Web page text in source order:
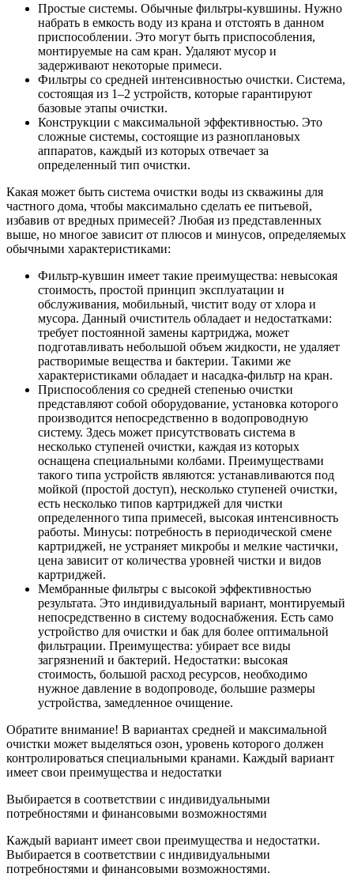
Простые системы. Обычные фильтры-кувшины. Нужно
набрать в емкость воду из крана и отстоять в данном
приспособлении. Это могут быть приспособления,
монтируемые на сам кран. Удаляют мусор и
задерживают некоторые примеси.
Фильтры со средней интенсивностью очистки. Система,
состоящая из 1–2 устройств, которые гарантируют
базовые этапы очистки.
Конструкции с максимальной эффективностью. Это
сложные системы, состоящие из разноплановых
аппаратов, каждый из которых отвечает за
определенный тип очистки.
Какая может быть система очистки воды из скважины для
частного дома, чтобы максимально сделать ее питьевой,
избавив от вредных примесей? Любая из представленных
выше, но многое зависит от плюсов и минусов, определяемых
обычными характеристиками:
Фильтр-кувшин имеет такие преимущества: невысокая
стоимость, простой принцип эксплуатации и
обслуживания, мобильный, чистит воду от хлора и
мусора. Данный очиститель обладает и недостатками:
требует постоянной замены картриджа, может
подготавливать небольшой объем жидкости, не удаляет
растворимые вещества и бактерии. Такими же
характеристиками обладает и насадка-фильтр на кран.
Приспособления со средней степенью очистки
представляют собой оборудование, установка которого
производится непосредственно в водопроводную
систему. Здесь может присутствовать система в
несколько ступеней очистки, каждая из которых
оснащена специальными колбами. Преимуществами
такого типа устройств являются: устанавливаются под
мойкой (простой доступ), несколько ступеней очистки,
есть несколько типов картриджей для чистки
определенного типа примесей, высокая интенсивность
работы. Минусы: потребность в периодической смене
картриджей, не устраняет микробы и мелкие частички,
цена зависит от количества уровней чистки и видов
картриджей.
Мембранные фильтры с высокой эффективностью
результата. Это индивидуальный вариант, монтируемый
непосредственно в систему водоснабжения. Есть само
устройство для очистки и бак для более оптимальной
фильтрации. Преимущества: убирает все виды
загрязнений и бактерий. Недостатки: высокая
стоимость, большой расход ресурсов, необходимо
нужное давление в водопроводе, большие размеры
устройства, замедленное очищение.
Обратите внимание! В вариантах средней и максимальной
очистки может выделяться озон, уровень которого должен
контролироваться специальными кранами. Каждый вариант
имеет свои преимущества и недостатки
Выбирается в соответствии с индивидуальными
потребностями и финансовыми возможностями
Каждый вариант имеет свои преимущества и недостатки.
Выбирается в соответствии с индивидуальными
потребностями и финансовыми возможностями.